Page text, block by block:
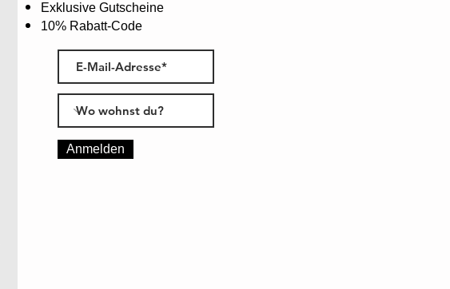
Exklusive Gutscheine
10% Rabatt-Code
Anmelden